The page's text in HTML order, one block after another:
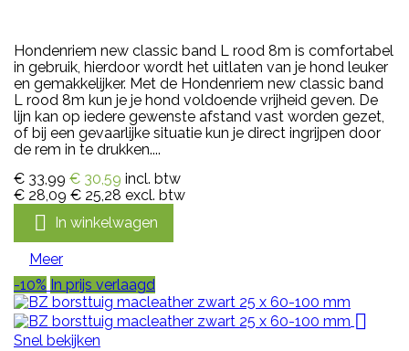
Hondenriem new classic band L rood 8m is comfortabel
in gebruik, hierdoor wordt het uitlaten van je hond leuker
en gemakkelijker. Met de Hondenriem new classic band
L rood 8m kun je je hond voldoende vrijheid geven. De
lijn kan op iedere gewenste afstand vast worden gezet,
of bij een gevaarlijke situatie kun je direct ingrijpen door
de rem in te drukken....
€ 33,99 € 30,59 incl. btw
€ 28,09 € 25,28 excl. btw
 In winkelwagen
Meer
-10% In prijs verlaagd

Snel bekijken